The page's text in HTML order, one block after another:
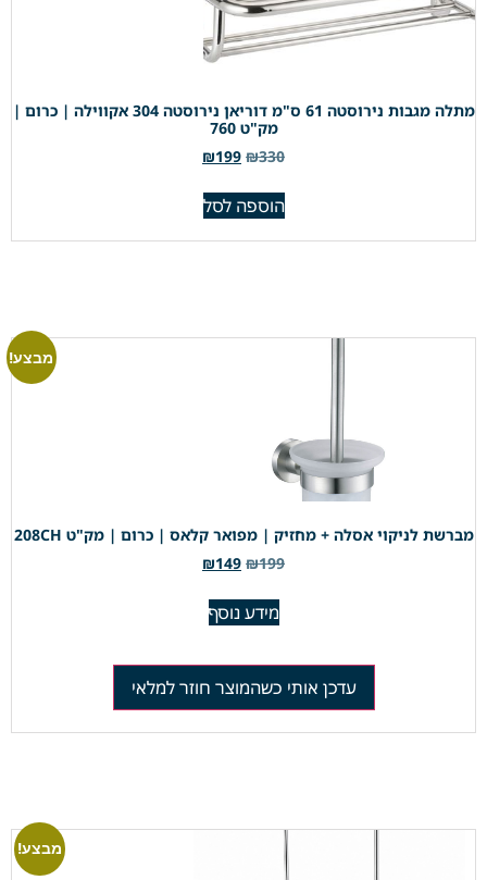
מתלה מגבות נירוסטה 61 ס"מ דוריאן נירוסטה 304 אקווילה | כרום |
מק"ט 760
₪330
₪199
הוספה לסל
מבצע!
מברשת לניקוי אסלה + מחזיק | מפואר קלאס | כרום | מק"ט 208CH
₪199
₪149
מידע נוסף
עדכן אותי כשהמוצר חוזר למלאי
מבצע!